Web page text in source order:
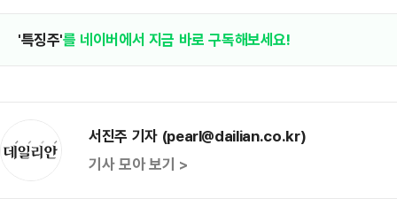
'특징주'를 네이버에서 지금 바로 구독해보세요!
서진주 기자 (pearl@dailian.co.kr)
기사 모아 보기 >